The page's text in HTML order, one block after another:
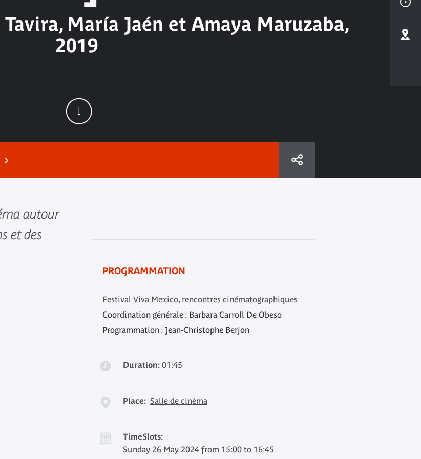
María Jaén et Amaya Maruzaba,
2019
autour
et des
PROGRAMMATION
Festival Viva Mexico, rencontres cinématographiques
Coordination générale : Barbara Carroll De Obeso
Programmation : Jean-Christophe Berjon
Duration: 01:45
Place: Salle de cinéma
TimeSlots:
Sunday 26 May 2024 from 15:00 to 16:45